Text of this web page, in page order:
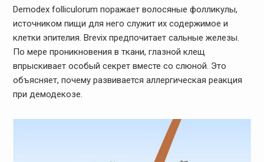
Demodex folliculorum поражает волосяные фолликулы,
источником пищи для него служит их содержимое и
клетки эпителия. Brevix предпочитает сальные железы.
По мере проникновения в ткани, глазной клещ
впрыскивает особый секрет вместе со слюной. Это
объясняет, почему развивается аллергическая реакция
при демодекозе.